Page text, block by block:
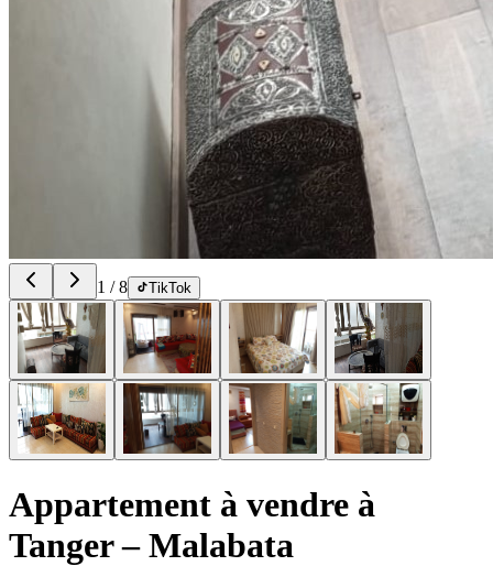
1 /8 TikTok
Appartement à vendre à
Tanger – Malabata